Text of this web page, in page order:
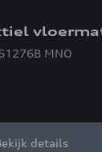
MNO
details